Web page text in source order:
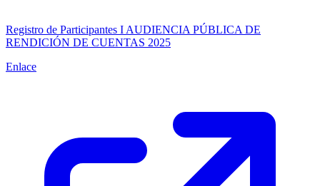
Registro de Participantes I AUDIENCIA PÚBLICA DE
RENDICIÓN DE CUENTAS 2025
Enlace